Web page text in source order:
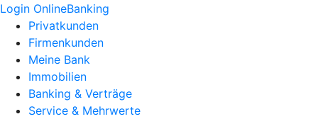
Login OnlineBanking
Privatkunden
Firmenkunden
Meine Bank
Immobilien
Banking & Verträge
Service & Mehrwerte